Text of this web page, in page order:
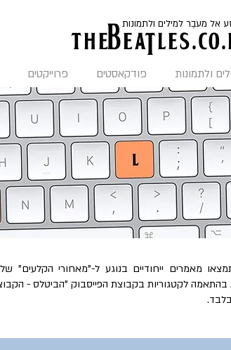
the אל מעבֶר למילים ולתמונות
ולתמונות פודקאסטים פרוייקטים
מאמרים ייחודיים בנוגע ל-"מאחורי הקלעים"
בהתאמה לקטגוריות בקבוצת הפייסבוק "הביטלס -
בלבד.